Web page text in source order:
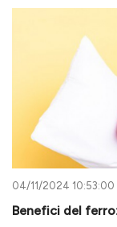
04/11/2024 10:53:00 |
Benefici del